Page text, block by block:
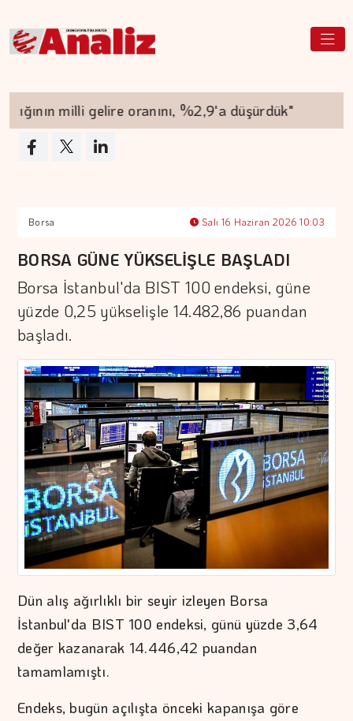
milli gelire oranını, %2,9'a düşürdük"
Borsa Salı 16 Haziran 2026 10:03
BORSA GÜNE YÜKSELİŞLE BAŞLADI
Borsa İstanbul'da BIST 100 endeksi, güne
yüzde 0,25 yükselişle 14.482,86 puandan
başladı.
Dün alış ağırlıklı bir seyir izleyen Borsa
İstanbul'da BIST 100 endeksi, günü yüzde 3,64
değer kazanarak 14.446,42 puandan
tamamlamıştı.
Endeks, bugün açılışta önceki kapanışa göre